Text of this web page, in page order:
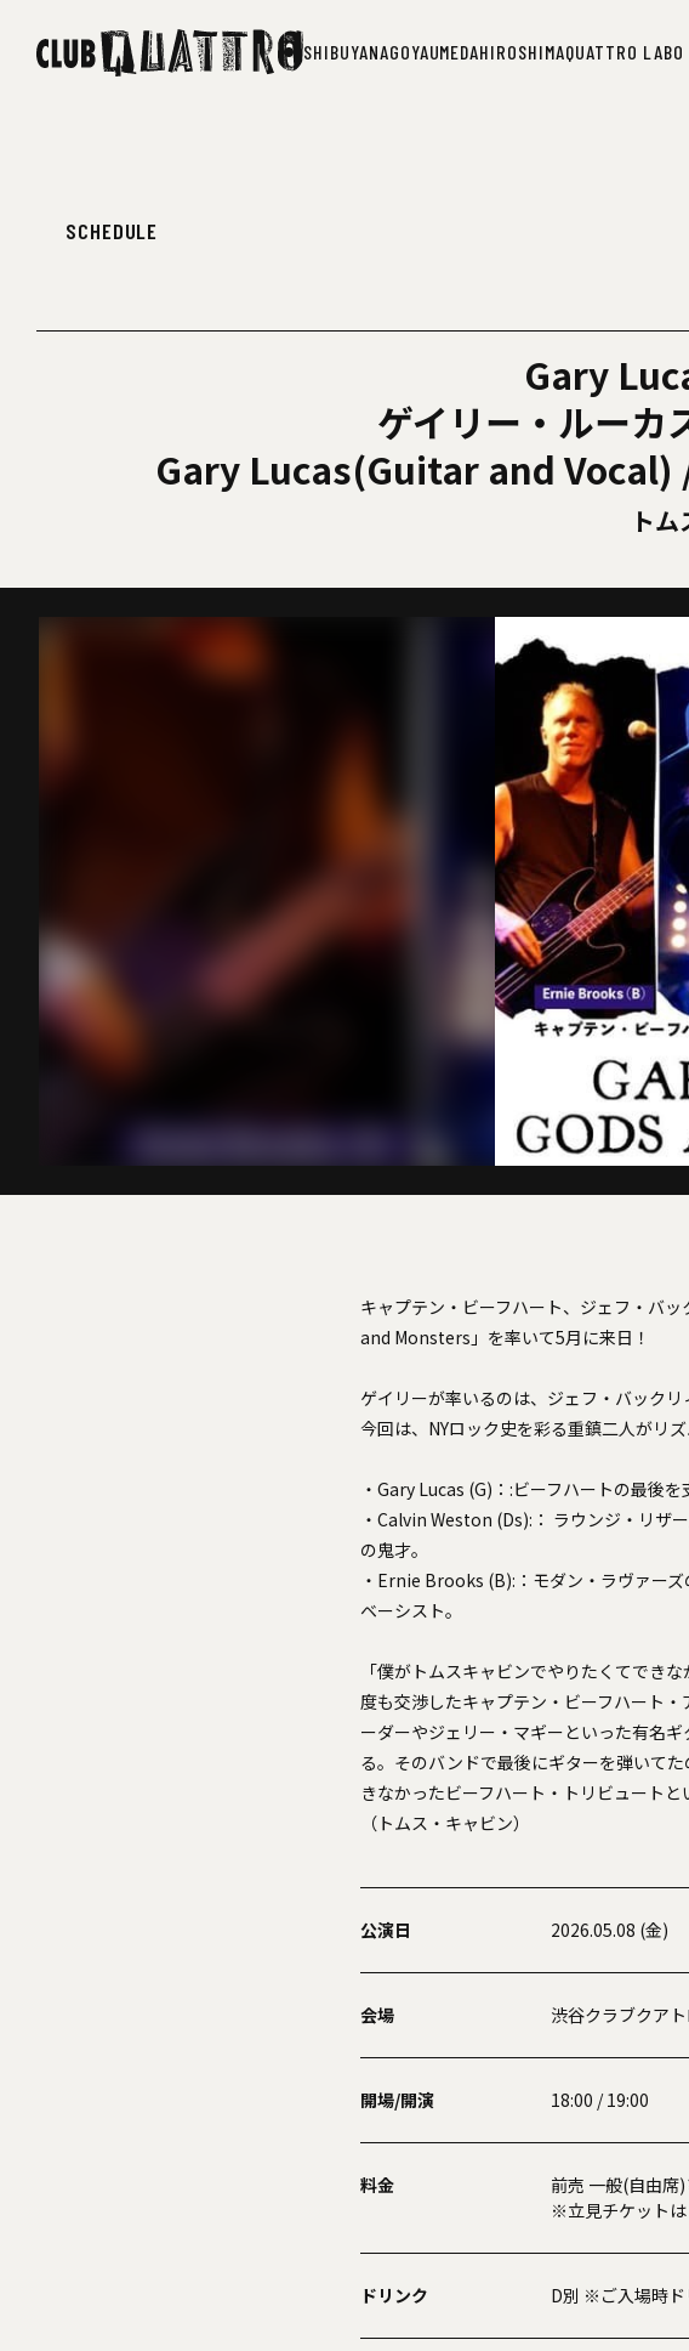
SHIBUYANAGOYAUMEDAHIROSHIMAQUATTRO LABO
SCHEDULE
Gary
ゲイリー・ルーカ
Gary Lucas(Guitar and
ト
キャプテン・ビーフハート、ジェフ・バ
and Monsters」を率いて5月に来日！
ゲイリーが率いるのは、ジェフ・バック
今回は、NYロック史を彩る重鎮二人がリズ
・Gary Lucas (G)：:ビーフハートの最後
・Calvin Weston (Ds):： ラウンジ・リザ
の鬼才。
・Ernie Brooks (B):：モダン・ラヴァー
ベーシスト。
「僕がトムスキャビンでやりたくてでき
度も交渉したキャプテン・ビーフハート
ーダーやジェリー・マギーといった有名
る。そのバンドで最後にギターを弾いて
きなかったビーフハート・トリビュート
（トムス・キャビン）
公演日 2026.05.08 (金)
会場 渋谷クラブクアト
開場/開演 18:00 / 19:00
料金
前売 一般(自由席
※立見チケット
ドリンク D別 ※ご入場時ド